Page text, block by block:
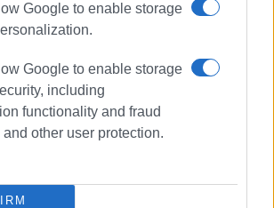
Google to enable storage
Google to enable storage
including
functionality and fraud
other user protection.